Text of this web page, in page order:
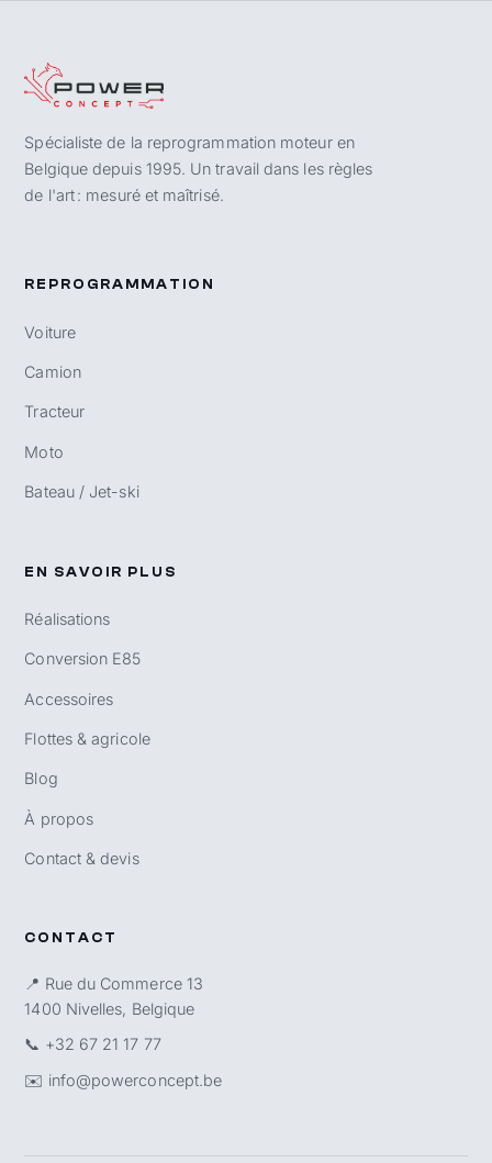
Spécialiste de la reprogrammation moteur en
Belgique depuis 1995. Un travail dans les règles
de l'art : mesuré et maîtrisé.
REPROGRAMMATION
Voiture
Camion
Tracteur
Moto
Bateau / Jet-ski
EN SAVOIR PLUS
Réalisations
Conversion E85
Accessoires
Flottes & agricole
Blog
À propos
Contact & devis
CONTACT
📍 Rue du Commerce 13
1400 Nivelles, Belgique
📞 +32 67 21 17 77
✉️ info@powerconcept.be